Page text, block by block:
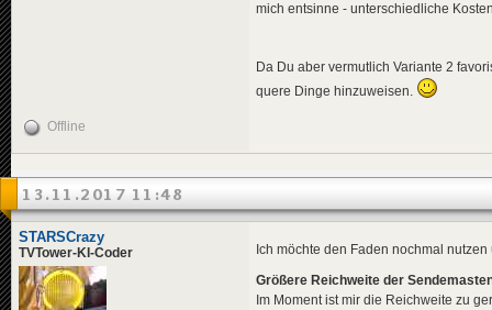
mich entsinne - unterschiedliche
Da Du aber vermutlich Variante 2
quere Dinge hinzuweisen.
Offline
13.11.2017 11:48
STARSCrazy
TVTower-KI-Coder Ich möchte den Faden nochmal
Größere Reichweite der
Im Moment ist mir die Reichweite zu